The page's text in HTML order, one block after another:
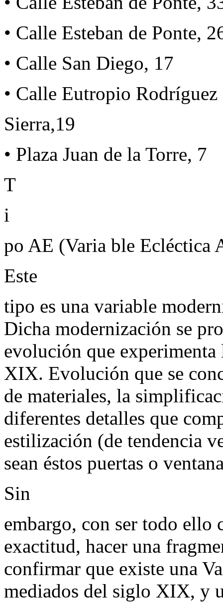
• Calle Esteban de Ponte,
• Calle San Diego, 17
• Calle Eutropio Rodríguez
Sierra,19
• Plaza Juan de la Torre, 7
T
i
po AE (Varia ble Ecléctica
Este
tipo es una variable
Dicha modernización se
evolución que
XIX. Evolución que se
de materiales, la
diferentes detalles que
estilización (de tendencia
sean éstos puertas o
Sin
embargo, con ser todo ello
exactitud, hacer una
confirmar que existe una
mediados del siglo XIX, y